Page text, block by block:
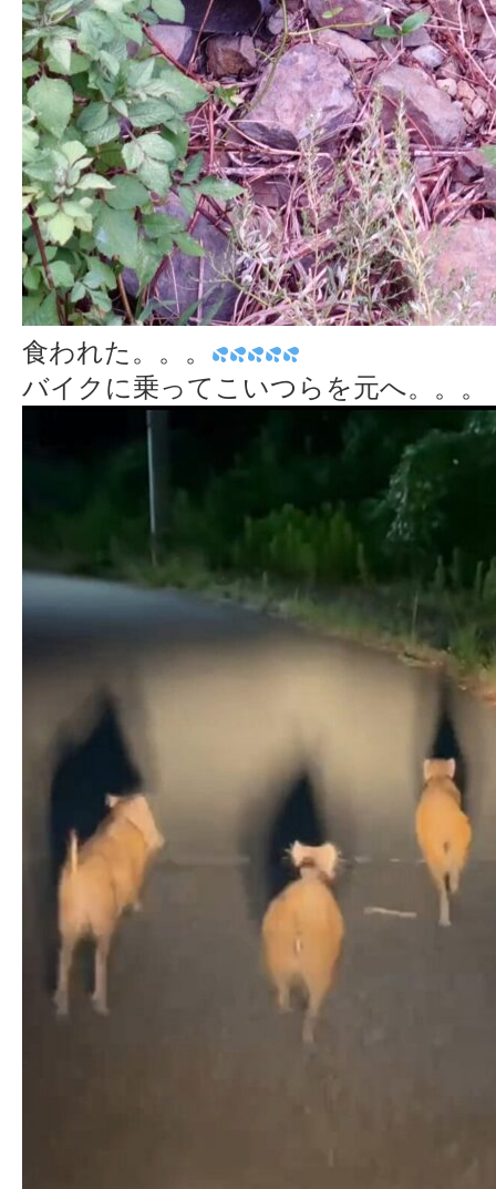
食われた。。。
バイクに乗ってこいつらを元へ。。。